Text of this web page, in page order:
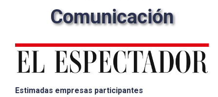
Comunicación
Estimadas empresas participantes